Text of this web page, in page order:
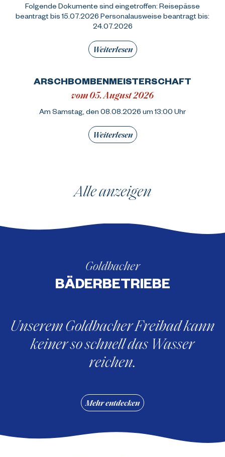
Folgende Dokumente sind eingetroffen: Reisepässe
beantragt bis 15.07.2026 Personalausweise beantragt bis:
24.07.2026
Weiterlesen
ARSCHBOMBENMEISTERSCHAFT
vom 05. August 2026
Am Samstag, den 08.08.2026 um 13:00 Uhr
Weiterlesen
Alle anzeigen
Goldbacher
BÄDERBETRIEBE
Unserem Goldbacher Freibad kann
keiner so schnell das Wasser
reichen.
Mehr entdecken